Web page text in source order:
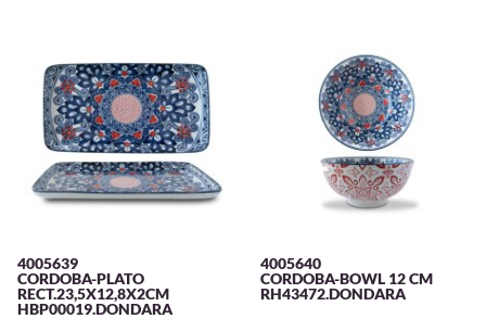
4005639
CORDOBA-PLATO
RECT.23,5X12,8X2CM
HBP00019.DONDARA
4005640
CORDOBA-BOWL 12 CM
RH43472.DONDARA